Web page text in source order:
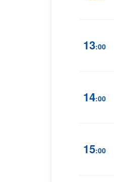
13:00
14:00
15:00